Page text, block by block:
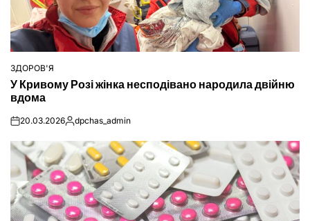
ОПУБЛІКУВАТИ
У
ЗДОРОВ'Я
У Кривому Розі жінка несподівано народила двійню
вдома
on20.03.2026Опубліковано
dpchas_admin